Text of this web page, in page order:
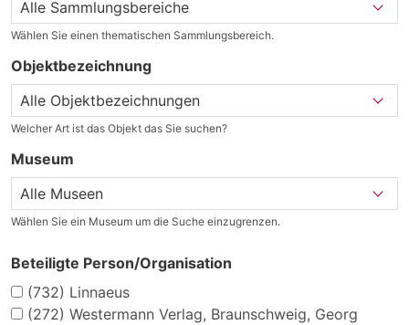
Wählen Sie einen thematischen Sammlungsbereich.
Objektbezeichnung
Welcher Art ist das Objekt das Sie suchen?
Museum
Wählen Sie ein Museum um die Suche einzugrenzen.
Beteiligte Person/Organisation
(732) Linnaeus
(272) Westermann Verlag, Braunschweig, Georg